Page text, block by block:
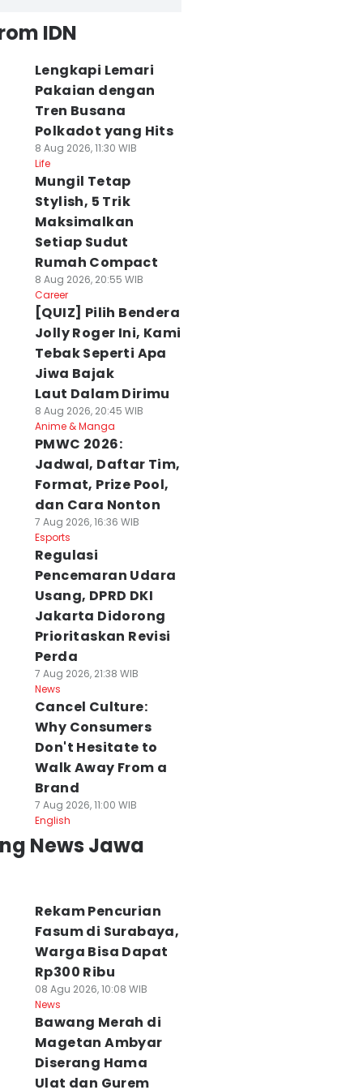
IDN
Lengkapi Lemari
Pakaian dengan
Tren Busana
Polkadot yang Hits
8 Aug 2026, 11:30 WIB
Life
Mungil Tetap
Stylish, 5 Trik
Maksimalkan
Setiap Sudut
Rumah Compact
8 Aug 2026, 20:55 WIB
Career
[QUIZ] Pilih Bendera
Jolly Roger Ini, Kami
Tebak Seperti Apa
Jiwa Bajak
Laut Dalam Dirimu
8 Aug 2026, 20:45 WIB
Anime & Manga
PMWC 2026:
Jadwal, Daftar Tim,
Format, Prize Pool,
dan Cara Nonton
7 Aug 2026, 16:36 WIB
Esports
Regulasi
Pencemaran Udara
Usang, DPRD DKI
Jakarta Didorong
Prioritaskan Revisi
Perda
7 Aug 2026, 21:38 WIB
News
Cancel Culture:
Why Consumers
Don't Hesitate to
Walk Away From a
Brand
7 Aug 2026, 11:00 WIB
English
News Jawa
Rekam Pencurian
Fasum di Surabaya,
Warga Bisa Dapat
Rp300 Ribu
08 Agu 2026, 10:08 WIB
News
Bawang Merah di
Magetan Ambyar
Diserang Hama
Ulat dan Gurem